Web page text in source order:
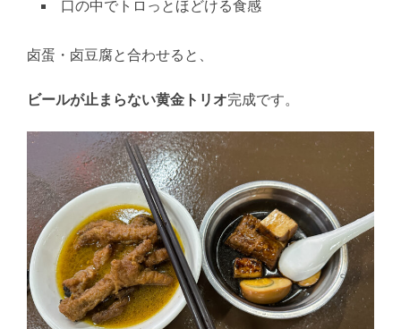
口の中でトロっとほどける食感
卤蛋・卤豆腐と合わせると、
ビールが止まらない黄金トリオ完成です。